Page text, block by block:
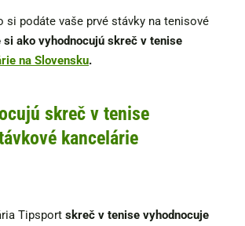
si podáte vaše prvé stávky na tenisové
ako vyhodnocujú skreč v tenise
na Slovensku.
skreč v tenise
kancelárie
Tipsport skreč v tenise vyhodnocuje